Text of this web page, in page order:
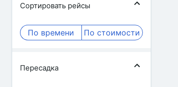
Сортировать рейсы
По времени По стоимости
Пересадка